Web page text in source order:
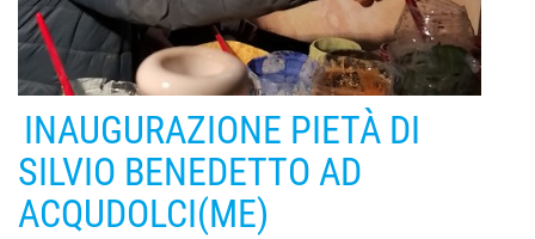
INAUGURAZIONE PIETÀ DI
SILVIO BENEDETTO AD
ACQUDOLCI(ME)